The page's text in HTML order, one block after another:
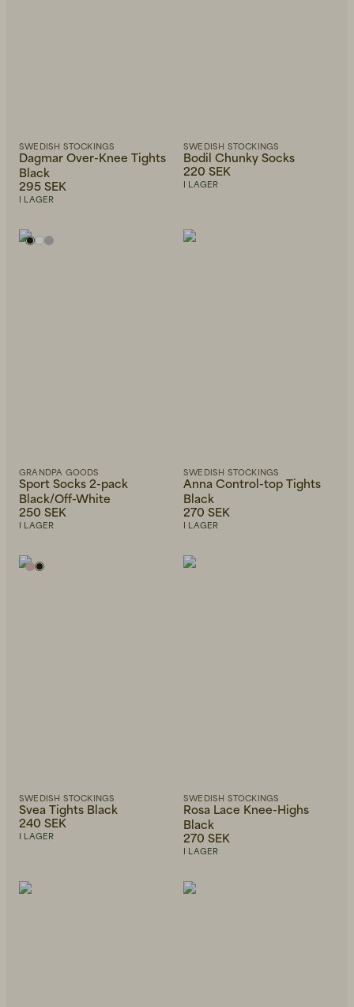
SWEDISH STOCKINGS
Dagmar Over-Knee Tights
Black
295 SEK
I LAGER
SWEDISH STOCKINGS
Bodil Chunky Socks
220 SEK
I LAGER
GRANDPA GOODS
Sport Socks 2-pack
Black/Off-White
250 SEK
I LAGER
SWEDISH STOCKINGS
Anna Control-top Tights
Black
270 SEK
I LAGER
SWEDISH STOCKINGS
Svea Tights Black
240 SEK
I LAGER
SWEDISH STOCKINGS
Rosa Lace Knee-Highs
Black
270 SEK
I LAGER